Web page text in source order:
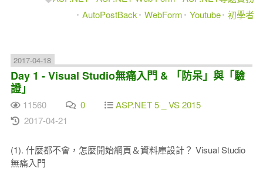
AutoPostBack
WebForm Youtube 初學者
2017-04-18
Day 1 - Visual Studio無痛入門 & 「防呆」與「驗
證」
11560 0
ASP.NET 5 _ VS 2015
2017-04-21
(1). 什麼都不會，怎麼開始網頁＆資料庫設計？ Visual Studio
無痛入門